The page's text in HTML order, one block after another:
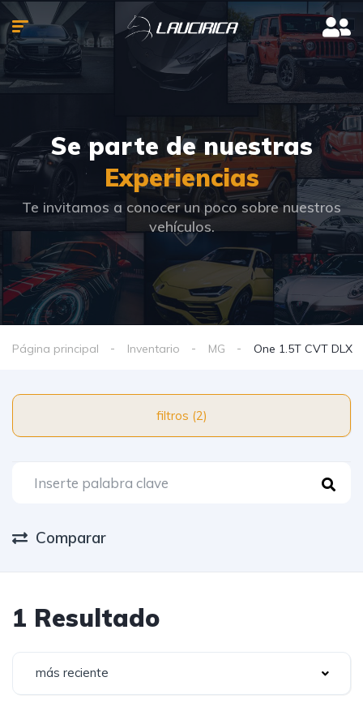
Se parte de nuestras
Experiencias
Te invitamos a conocer un poco sobre nuestros
vehículos.
Página principal Inventario MG One 1.5T CVT DLX
filtros (2)
Comparar
1 Resultado
más reciente